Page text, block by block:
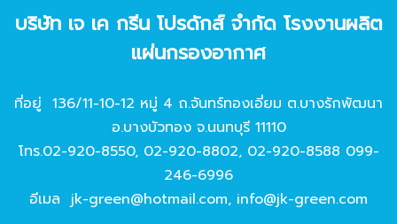
บริษัท เจ เค กรีน โปรดักส์ จํากัด โรงงานผลิต
แผ่นกรองอากาศ
ที่อยู่ 136/11-10-12 หมู่ 4 ถ.จันทร์ทองเอี่ยม ต.บางรักพัฒนา
อ.บางบัวทอง จ.นนทบุรี 11110
โทร.02-920-8550, 02-920-8802, 02-920-8588 099-
246-6996
อีเมล jk-green@hotmail.com, info@jk-green.com